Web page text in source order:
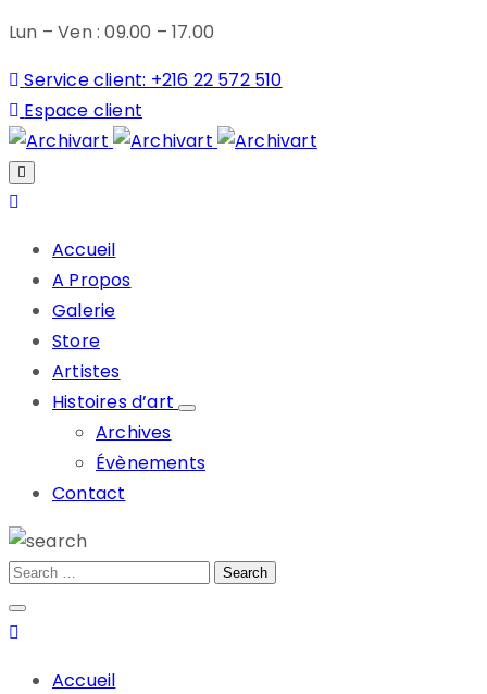
Lun – Ven : 09.00 – 17.00
Service client: +216 22 572 510
Espace client
Accueil
A Propos
Galerie
Store
Artistes
Histoires d’art
Archives
Évènements
Contact
Accueil